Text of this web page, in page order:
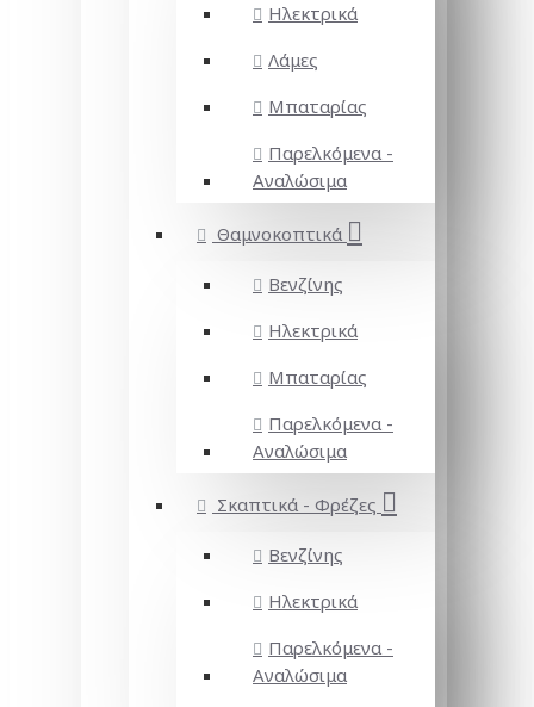
Ηλεκτρικά
Λάμες
Μπαταρίας
Παρελκόμενα -
Αναλώσιμα
Θαμνοκοπτικά
Βενζίνης
Ηλεκτρικά
Μπαταρίας
Παρελκόμενα -
Αναλώσιμα
Σκαπτικά - Φρέζες
Βενζίνης
Ηλεκτρικά
Παρελκόμενα -
Αναλώσιμα